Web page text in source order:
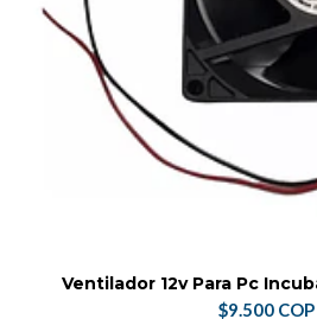
Ventilador 12v Para Pc
$9.500 COP